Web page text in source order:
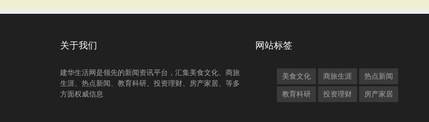
关于我们
建华生活网是领先的新闻资讯平台，汇集美食文化、商旅
生涯、热点新闻、教育科研、投资理财、房产家居、等多
方面权威信息
网站标签
美食文化 商旅生涯 热点新闻
教育科研 投资理财 房产家居